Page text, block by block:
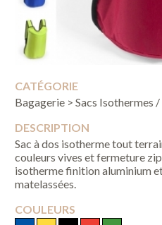
CATÉGORIE
Bagagerie > Sacs Isothermes
DESCRIPTION
Sac à dos isotherme tout
couleurs vives et fermeture
isotherme finition aluminium
matelassées.
COULEURS